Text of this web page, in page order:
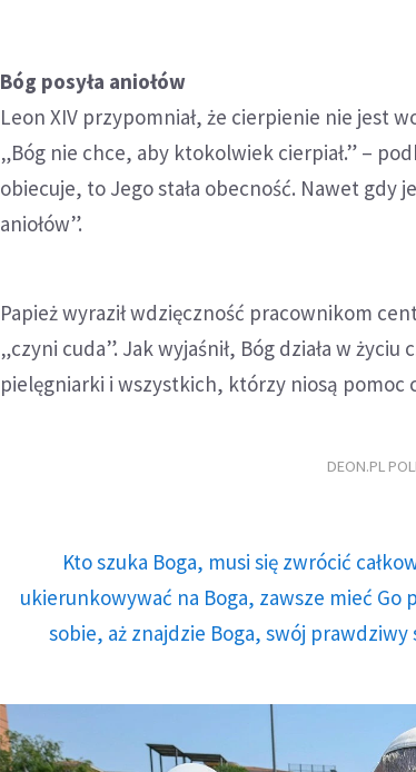
Bóg posyła aniołów
Leon XIV przypomniał, że cierpienie nie jest
„Bóg nie chce, aby ktokolwiek cierpiał.” –
obiecuje, to Jego stała obecność. Nawet gdy
aniołów”.
Papież wyraził wdzięczność pracownikom
„czyni cuda”. Jak wyjaśnił, Bóg działa w
pielęgniarki i wszystkich, którzy niosą pomoc
DEON.PL
Kto szuka Boga, musi się zwrócić
ukierunkowywać na Boga, zawsze mieć
sobie, aż znajdzie Boga, swój prawdziwy